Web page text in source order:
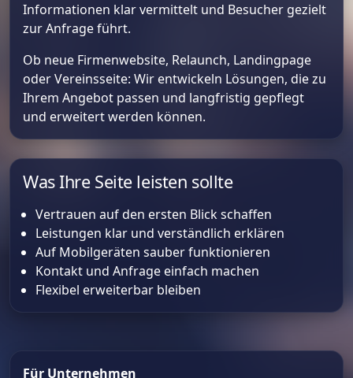
Informationen klar vermittelt und Besucher gezielt
zur Anfrage führt.
Ob neue Firmenwebsite, Relaunch, Landingpage
oder Vereinsseite: Wir entwickeln Lösungen, die zu
Ihrem Angebot passen und langfristig gepflegt
und erweitert werden können.
Was Ihre Seite leisten sollte
Vertrauen auf den ersten Blick schaffen
Leistungen klar und verständlich erklären
Auf Mobilgeräten sauber funktionieren
Kontakt und Anfrage einfach machen
Flexibel erweiterbar bleiben
Für Unternehmen